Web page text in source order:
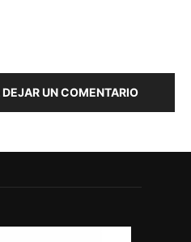
UN COMENTARIO